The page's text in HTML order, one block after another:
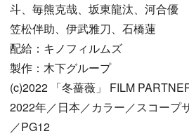
斗、毎熊克哉、坂東龍汰、河合優
笠松伴助、伊武雅刀、石橋蓮
配給：キノフィルムズ
製作：木下グループ
(c)2022 「冬薔薇」 FILM
2022年／日本／カラー／スコープ
／PG12